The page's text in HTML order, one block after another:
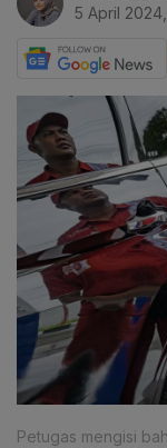
5 April 2024,
Petugas mengisi